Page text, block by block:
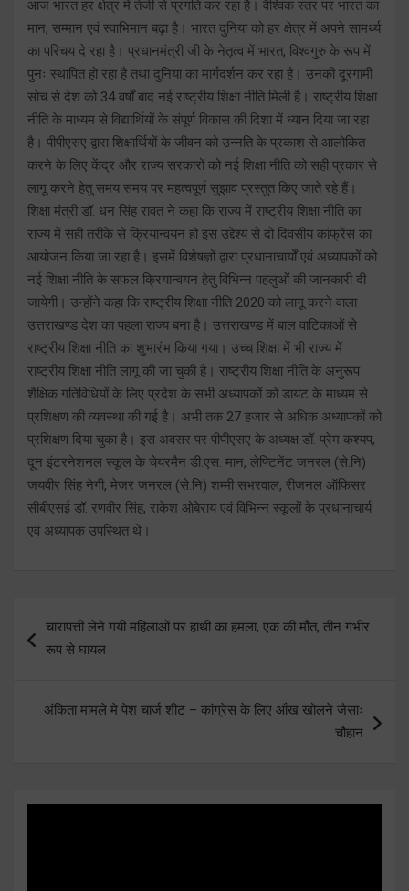
आज भारत हर क्षेत्र में तेजी से प्रगति कर रहा है। वैश्विक स्तर पर भारत का
मान, सम्मान एवं स्वाभिमान बढ़ा है। भारत दुनिया को हर क्षेत्र में अपने सामर्थ्य
का परिचय दे रहा है। प्रधानमंत्री जी के नेतृत्व में भारत, विश्वगुरु के रूप में
पुनः स्थापित हो रहा है तथा दुनिया का मार्गदर्शन कर रहा है। उनकी दूरगामी
सोच से देश को 34 वर्षों बाद नई राष्ट्रीय शिक्षा नीति मिली है। राष्ट्रीय शिक्षा
नीति के माध्यम से विद्यार्थियों के संपूर्ण विकास की दिशा में ध्यान दिया जा रहा
है। पीपीएसए द्वारा शिक्षार्थियों के जीवन को उन्नति के प्रकाश से आलोकित
करने के लिए केंद्र और राज्य सरकारों को नई शिक्षा नीति को सही प्रकार से
लागू करने हेतु समय समय पर महत्वपूर्ण सुझाव प्रस्तुत किए जाते रहे हैं।
शिक्षा मंत्री डॉ. धन सिंह रावत ने कहा कि राज्य में राष्ट्रीय शिक्षा नीति का
राज्य में सही तरीके से क्रियान्वयन हो इस उद्देश्य से दो दिवसीय कांफ्रेंस का
आयोजन किया जा रहा है। इसमें विशेषज्ञों द्वारा प्रधानाचार्यों एवं अध्यापकों को
नई शिक्षा नीति के सफल क्रियान्वयन हेतु विभिन्न पहलुओं की जानकारी दी
जायेगी। उन्होंने कहा कि राष्ट्रीय शिक्षा नीति 2020 को लागू करने वाला
उत्तराखण्ड देश का पहला राज्य बना है। उत्तराखण्ड में बाल वाटिकाओं से
राष्ट्रीय शिक्षा नीति का शुभारंभ किया गया। उच्च शिक्षा में भी राज्य में
राष्ट्रीय शिक्षा नीति लागू की जा चुकी है। राष्ट्रीय शिक्षा नीति के अनुरूप
शैक्षिक गतिविधियों के लिए प्रदेश के सभी अध्यापकों को डायट के माध्यम से
प्रशिक्षण की व्यवस्था की गई है। अभी तक 27 हजार से अधिक अध्यापकों को
प्रशिक्षण दिया चुका है। इस अवसर पर पीपीएसए के अध्यक्ष डॉ. प्रेम कश्यप,
दून इंटरनेशनल स्कूल के चेयरमैन डी.एस. मान, लेफ्टिनेंट जनरल (से.नि)
जयवीर सिंह नेगी, मेजर जनरल (से.नि) शम्मी सभरवाल, रीजनल ऑफिसर
सीबीएसई डॉ. रणवीर सिंह, राकेश ओबेराय एवं विभिन्न स्कूलों के प्रधानाचार्य
एवं अध्यापक उपस्थित थे।
navigation
चारापत्ती लेने गयी महिलाओं पर हाथी का हमला, एक की मौत, तीन गंभीर
रूप से घायल
अंकिता मामले मे पेश चार्ज शीट – कांग्रेस के लिए आँख खोलने जैसाः
चौहान